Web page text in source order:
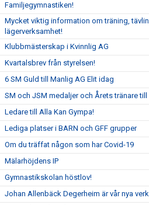
Familjegymnastiken!
Mycket viktig information om träning,
lägerverksamhet!
Klubbmästerskap i Kvinnlig AG
Kvartalsbrev från styrelsen!
6 SM Guld till Manlig AG Elit idag
SM och JSM medaljer och Årets tränare till
Ledare till Alla Kan Gympa!
Lediga platser i BARN och GFF grupper
Om du träffat någon som har Covid-19
Mälarhöjdens IP
Gymnastikskolan höstlov!
Johan Allenbäck Degerheim är vår nya